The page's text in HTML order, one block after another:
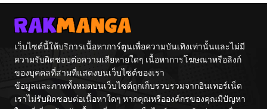
Tag
เว็บไซต์นี้ให้บริการเนื้อหาการ์ตูนเพื่อความบันเทิงเท่านั้นและไม่มี
ความรับผิดชอบต่อความเสียหายใดๆ เนื้อหาการโฆษณาหรือลิงก์
ของบุคคลที่สามที่แสดงบนเว็บไซต์ของเรา
ข้อมูลและภาพทั้งหมดบนเว็บไซต์ถูกเก็บรวบรวมจากอินเทอร์เน็ต
เราไม่รับผิดชอบต่อเนื้อหาใดๆ หากคุณหรือองค์กรของคุณมีปัญหา